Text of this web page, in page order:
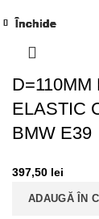
Închide
D=110MM
ELASTIC
BMW E39
397,50 lei
ADAUGĂ ÎN
Închide
Închide
Închide
Închide
Închide
Închide
Închide